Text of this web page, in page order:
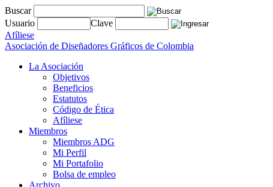
Buscar
Usuario
Clave
Afíliese
Asociación de Diseñadores Gráficos de Colombia
La Asociación
Objetivos
Beneficios
Estatutos
Código de Ética
Afíliese
Miembros
Miembros ADG
Mi Perfil
Mi Portafolio
Bolsa de empleo
Archivo